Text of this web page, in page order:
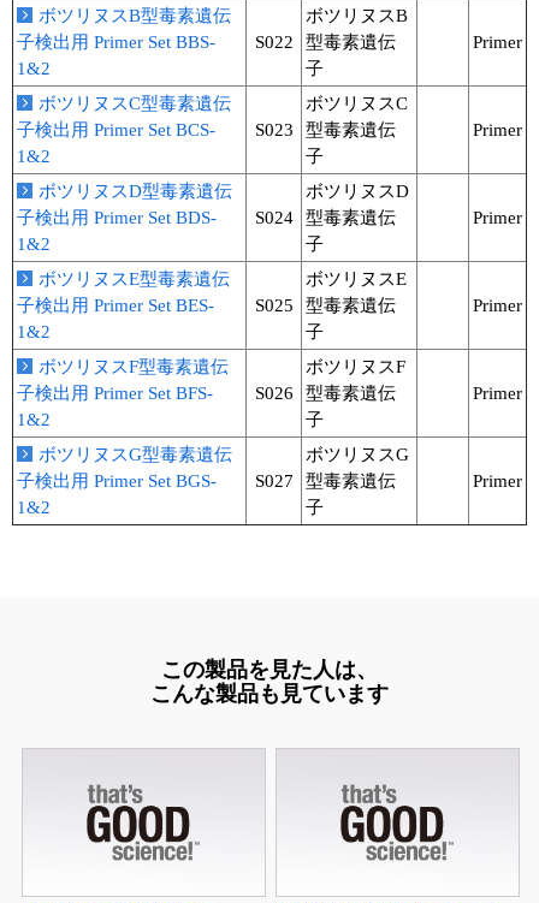
NGSポータルサイト
幹細胞・再生医療研究ガイド
クローニング実験ガイド
細胞選択ガイド
エピジェネティクス実験ガイド
RNAi実験ガイド
アプリケーションノート
プロトコール集
ユーザーズボイス集
ボツリヌスB型毒素遺伝
子検出用 Primer Set BBS-
1&2
S022
ボツリヌスB
型毒素遺伝
子
Primer
ボツリヌスC型毒素遺伝
子検出用 Primer Set BCS-
1&2
S023
ボツリヌスC
型毒素遺伝
子
Primer
ボツリヌスD型毒素遺伝
子検出用 Primer Set BDS-
1&2
S024
ボツリヌスD
型毒素遺伝
子
Primer
ボツリヌスE型毒素遺伝
子検出用 Primer Set BES-
1&2
S025
ボツリヌスE
型毒素遺伝
子
Primer
ボツリヌスF型毒素遺伝
子検出用 Primer Set BFS-
1&2
S026
ボツリヌスF
型毒素遺伝
子
Primer
ボツリヌスG型毒素遺伝
子検出用 Primer Set BGS-
1&2
S027
ボツリヌスG
型毒素遺伝
子
Primer
この製品を見た人は、
こんな製品も見ています